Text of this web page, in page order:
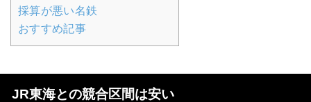
採算が悪い名鉄
おすすめ記事
JR東海との競合区間は安い